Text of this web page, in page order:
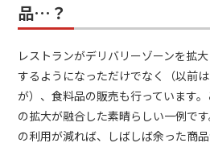
品…？
レストランがデリバリーゾーンを拡
するようになっただけでなく（以前
が）、食料品の販売も行っています
の拡大が融合した素晴らしい一例で
の利用が減れば、しばしば余った商